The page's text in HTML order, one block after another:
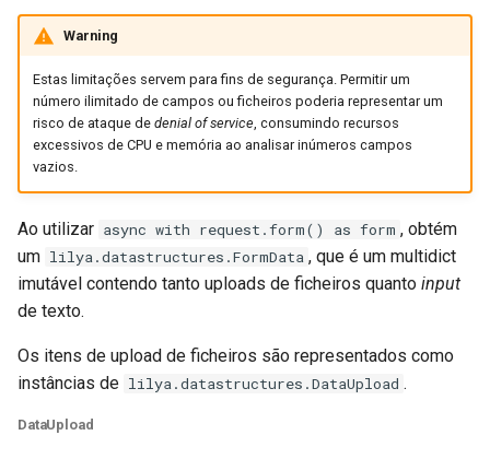
Warning
Estas limitações servem para fins de segurança. Permitir um
número ilimitado de campos ou ficheiros poderia representar um
risco de ataque de denial of service, consumindo recursos
excessivos de CPU e memória ao analisar inúmeros campos
vazios.
Ao utilizar async with request.form() as form , obtém
um lilya.datastructures.FormData , que é um multidict
imutável contendo tanto uploads de ficheiros quanto input
de texto.
Os itens de upload de ficheiros são representados como
instâncias de lilya.datastructures.DataUpload .
DataUpload